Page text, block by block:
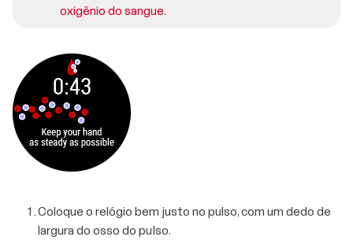
oxigênio do sangue.
Coloque o relógio bem justo no pulso, com um dedo de
largura do osso do pulso.